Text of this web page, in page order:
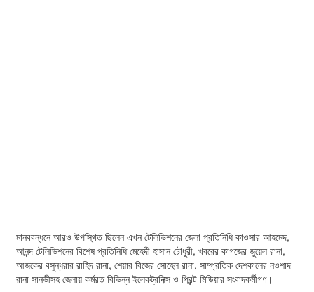
মানববন্ধনে আরও উপস্থিত ছিলেন এখন টেলিভিশনের জেলা প্রতিনিধি কাওসার আহমেদ,
আনন্দ টেলিভিশনের বিশেষ প্রতিনিধি মেহেদী হাসান চৌধুরী, খবরের কাগজের জুয়েল রানা,
আজকের বসুন্ধরার রাহিদ রানা, শেয়ার বিজের সোহেল রানা, সাম্প্রতিক দেশকালের নওশাদ
রানা সানভীসহ জেলায় কর্মরত বিভিন্ন ইলেকট্রনিক্স ও প্রিন্ট মিডিয়ার সংবাদকর্মীগণ।